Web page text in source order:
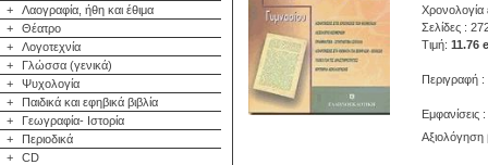
+
Λαογραφία, ήθη και έθιμα
+
Θέατρο
+
Λογοτεχνία
+
Γλώσσα (γενικά)
+
Ψυχολογία
+
Παιδικά και εφηβικά βιβλία
+
Γεωγραφία- Ιστορία
+
Περιοδικά
+
CD
Σελίδες :
Τιμή: 11.76
Περιγραφή :
Εμφανίσεις
Αξιολόγηση